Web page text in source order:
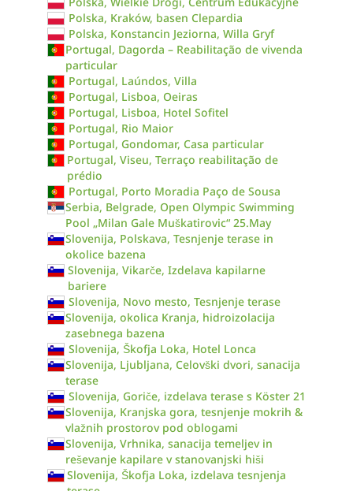
Polska, Kraków, basen Clepardia
Polska, Konstancin Jeziorna, Willa Gryf
Portugal, Dagorda – Reabilitação de vivenda
particular
Portugal, Laúndos, Villa
Portugal, Lisboa, Oeiras
Portugal, Lisboa, Hotel Sofitel
Portugal, Rio Maior
Portugal, Gondomar, Casa particular
Portugal, Viseu, Terraço reabilitação de
prédio
Portugal, Porto Moradia Paço de Sousa
Serbia, Belgrade, Open Olympic Swimming
Pool „Milan Gale Muškatirovic“ 25.May
Slovenija, Polskava, Tesnjenje terase in
okolice bazena
Slovenija, Vikarče, Izdelava kapilarne
bariere
Slovenija, Novo mesto, Tesnjenje terase
Slovenija, okolica Kranja, hidroizolacija
zasebnega bazena
Slovenija, Škofja Loka, Hotel Lonca
Slovenija, Ljubljana, Celovški dvori, sanacija
terase
Slovenija, Goriče, izdelava terase s Köster 21
Slovenija, Kranjska gora, tesnjenje mokrih &
vlažnih prostorov pod oblogami
Slovenija, Vrhnika, sanacija temeljev in
reševanje kapilare v stanovanjski hiši
Slovenija, Škofja Loka, izdelava tesnjenja